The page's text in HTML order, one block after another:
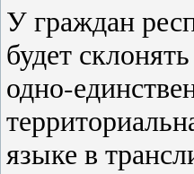
У граждан
будет
одно-
языке в